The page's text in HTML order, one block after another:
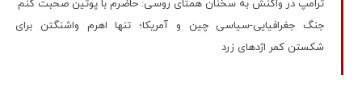
ترامپ در واکنش به سخنان همتای روسی: حاضرم با پوتین صحبت کنم
جنگ جغرافیایی-سیاسی چین و آمریکا؛ تنها اهرم واشنگتن برای
شکستن کمر اژدهای زرد